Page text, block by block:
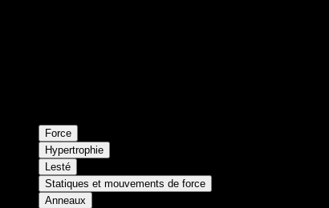
Force
Hypertrophie
Lesté
Statiques et mouvements de force
Anneaux